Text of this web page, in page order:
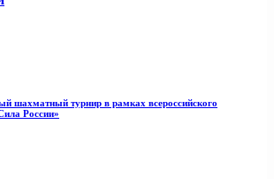
шахматный турнир в рамках всероссийского
России»